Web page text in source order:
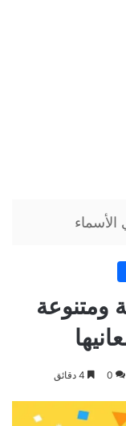
الأسماء
ومتنوعة
0